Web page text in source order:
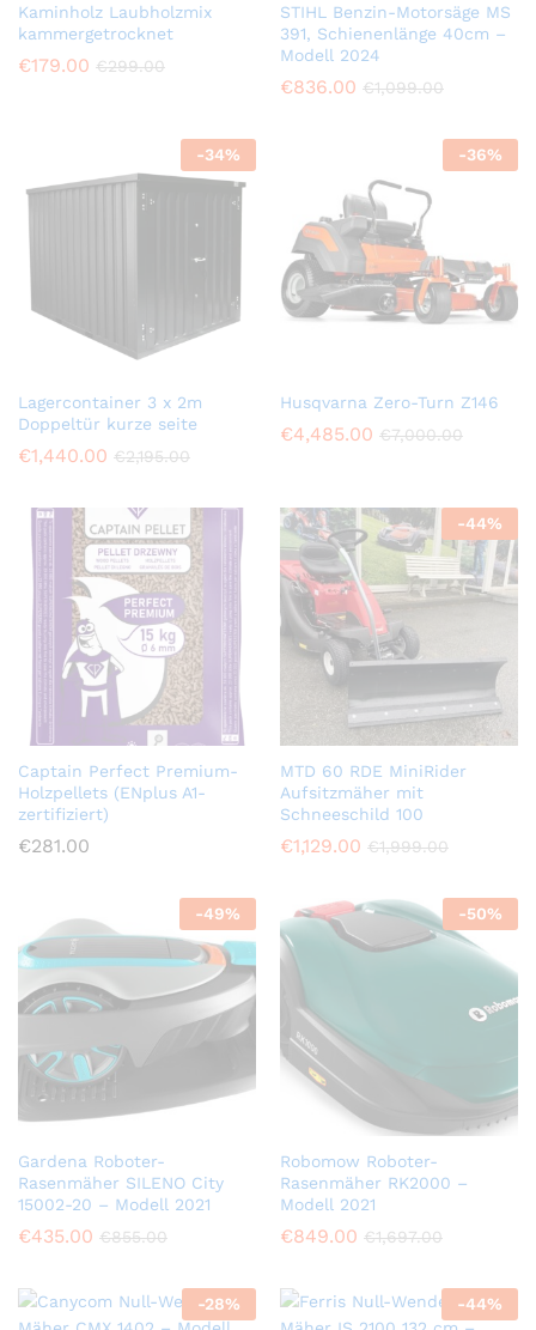
Kaminholz Laubholzmix
kammergetrocknet
€179.00 €299.00
STIHL Benzin-Motorsäge MS
391, Schienenlänge 40cm –
Modell 2024
€836.00 €1,099.00
-34%
Lagercontainer 3 x 2m
Doppeltür kurze seite
€1,440.00 €2,195.00
-36%
Husqvarna Zero-Turn Z146
€4,485.00 €7,000.00
Captain Perfect Premium-
Holzpellets (ENplus A1-
zertifiziert)
€281.00
-44%
MTD 60 RDE MiniRider
Aufsitzmäher mit
Schneeschild 100
€1,129.00 €1,999.00
-49%
Gardena Roboter-
Rasenmäher SILENO City
15002-20 – Modell 2021
€435.00 €855.00
-50%
Robomow Roboter-
Rasenmäher RK2000 –
Modell 2021
€849.00 €1,697.00
-28% -44%